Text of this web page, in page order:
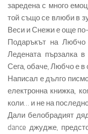
заредена с много
той също се влюби в
Веси и Снежи е още
Подаръкът на
Ледената пързалка
Сега, обаче, Любчо е в
Написал е дълго
електронна книжка,
коли… и не на
Дали белобрадият
dance джудже,